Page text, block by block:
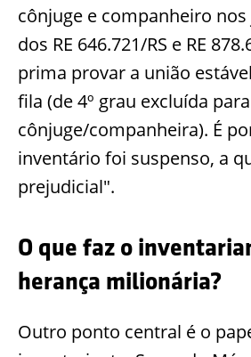
cônjuge e companheiro
dos RE 646.721/RS e RE
prima provar a união
fila (de 4º grau excluída
cônjuge/companheira). É
inventário foi suspenso, a
prejudicial".
O que faz o
herança milionária?
Outro ponto central é o